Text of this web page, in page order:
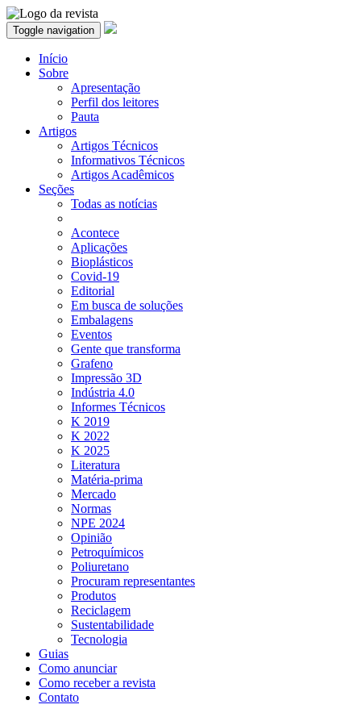
Toggle navigation
Início
Sobre
Apresentação
Perfil dos leitores
Pauta
Artigos
Artigos Técnicos
Informativos Técnicos
Artigos Acadêmicos
Seções
Todas as notícias
Acontece
Aplicações
Bioplásticos
Covid-19
Editorial
Em busca de soluções
Embalagens
Eventos
Gente que transforma
Grafeno
Impressão 3D
Indústria 4.0
Informes Técnicos
K 2019
K 2022
K 2025
Literatura
Matéria-prima
Mercado
Normas
NPE 2024
Opinião
Petroquímicos
Poliuretano
Procuram representantes
Produtos
Reciclagem
Sustentabilidade
Tecnologia
Guias
Como anunciar
Como receber a revista
Contato